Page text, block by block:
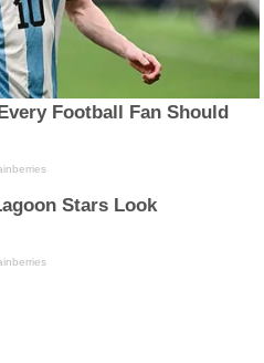
Football Fan Should
Stars Look